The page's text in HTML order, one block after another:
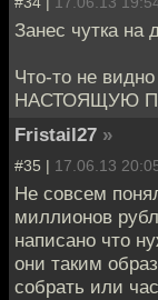
Занес чутка на
Что-то не
НАСТОЯЩУЮ
Fristail27 »
#35 | 17.06.13
Не совсем
миллионов
написано что
они таким
собрать или